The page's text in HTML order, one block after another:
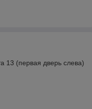
13 (первая дверь слева)